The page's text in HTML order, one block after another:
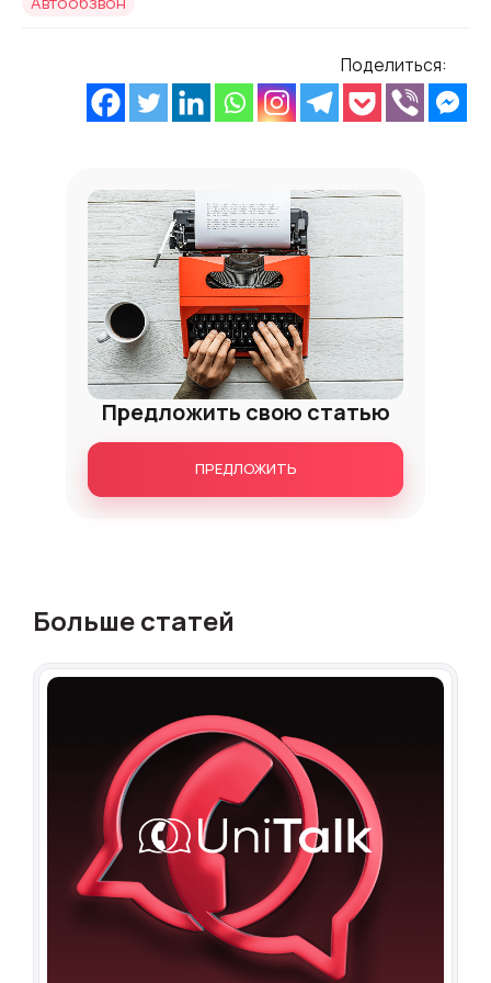
Поделиться:
Предложить свою статью
ПРЕДЛОЖИТЬ
Больше статей